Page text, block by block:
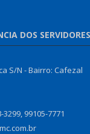
DOS SERVIDORES
S/N - Bairro: Cafezal
99105-7771